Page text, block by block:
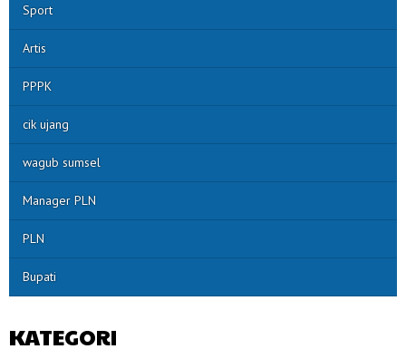
Sport
Artis
PPPK
cik ujang
wagub sumsel
Manager PLN
PLN
Bupati
KATEGORI